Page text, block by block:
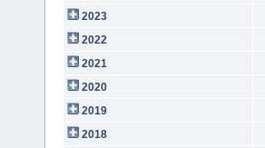
2023
2022
2021
2020
2019
2018